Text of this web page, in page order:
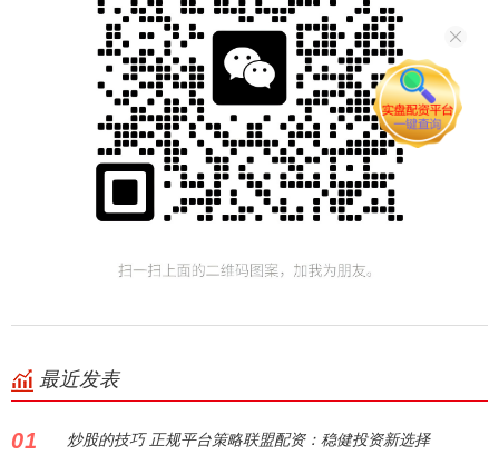
最近发表
01 炒股的技巧 正规平台策略联盟配资：稳健投资新选择